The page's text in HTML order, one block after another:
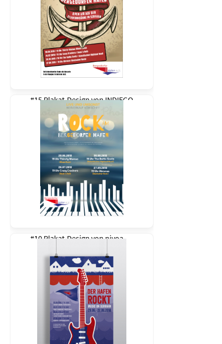
#15 Plakat-Design vonINDIEGO
#10 Plakat-Design von nivoa